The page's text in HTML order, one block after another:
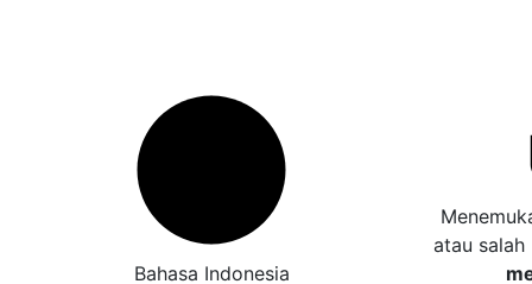
Bahasa Indonesia
atau